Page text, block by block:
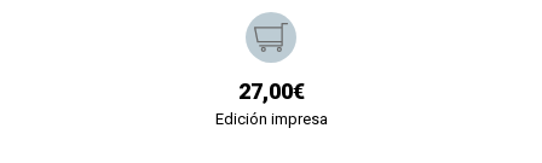
27,00€
Edición impresa